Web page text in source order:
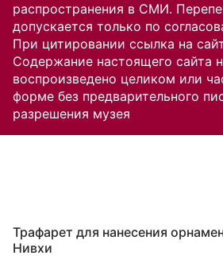
распространения в СМИ.
допускается только по
При цитировании ссылка на
Содержание настоящего сайта
воспроизведено целиком или
форме без предварительного
разрешения музея
Трафарет для нанесения
Нивхи